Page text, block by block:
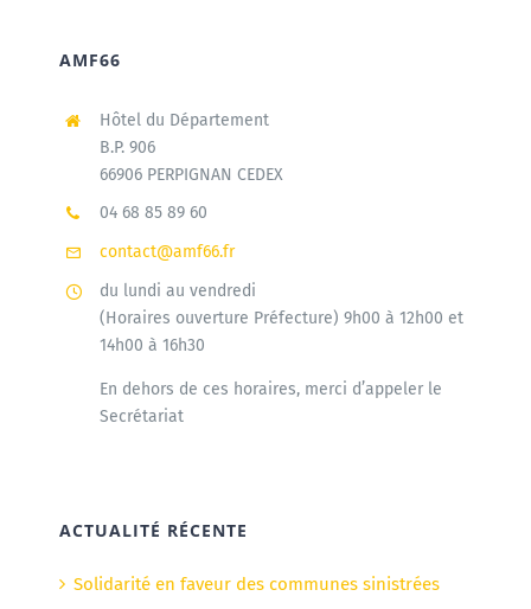
AMF66
Hôtel du Département
B.P. 906
66906 PERPIGNAN CEDEX
04 68 85 89 60
contact@amf66.fr
du lundi au vendredi
(Horaires ouverture Préfecture) 9h00 à 12h00 et
14h00 à 16h30
En dehors de ces horaires, merci d’appeler le
Secrétariat
ACTUALITÉ RÉCENTE
Solidarité en faveur des communes sinistrées